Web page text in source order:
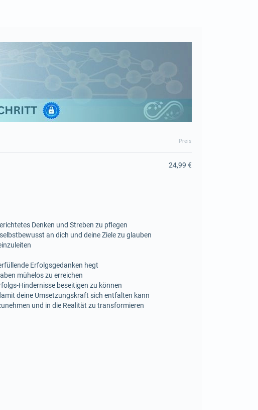
Preis
Denken und Streben zu pflegen
an dich und deine Ziele zu glauben
Erfolgsgedanken hegt
mühelos zu erreichen
Hindernisse beseitigen zu können
deine Umsetzungskraft sich entfalten kann
und in die Realität zu transformieren
24,99 €